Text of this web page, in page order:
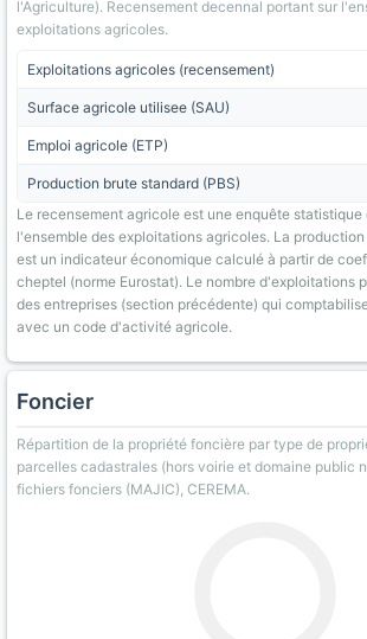
l'Agriculture). Recensement decennal portant sur
exploitations agricoles.
Exploitations agricoles (recensement)
Surface agricole utilisee (SAU)
Emploi agricole (ETP)
Production brute standard (PBS)
Le recensement agricole est une enquête
l'ensemble des exploitations agricoles. La
est un indicateur économique calculé à partir de
cheptel (norme Eurostat). Le nombre d'exploitations
des entreprises (section précédente) qui
avec un code d'activité agricole.
Foncier
Répartition de la propriété foncière par type de
parcelles cadastrales (hors voirie et domaine public
fichiers fonciers (MAJIC), CEREMA.